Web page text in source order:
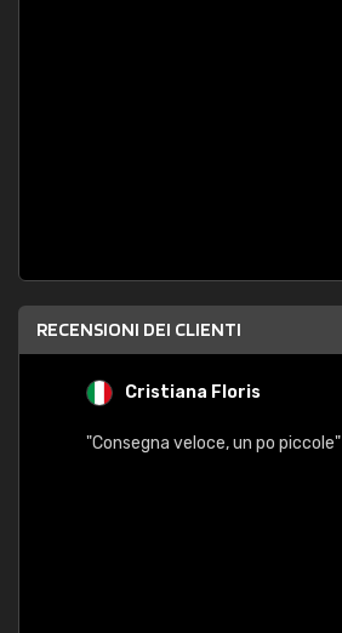
RECENSIONI DEI CLIENTI
Cristiana Floris
"Consegna veloce, un po piccole"